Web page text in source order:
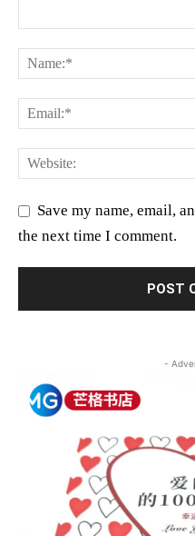
Save my name, email,
the next time I comment.
-